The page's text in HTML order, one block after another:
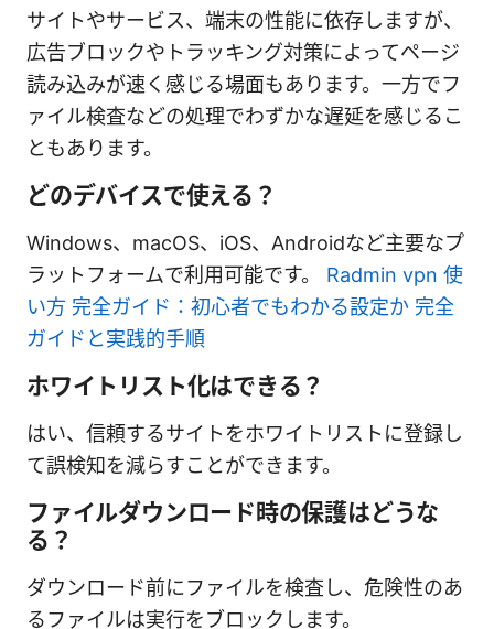
サイトやサービス、端末の性能に依存しますが、
広告ブロックやトラッキング対策によってページ
読み込みが速く感じる場面もあります。一方でフ
ァイル検査などの処理でわずかな遅延を感じるこ
ともあります。
どのデバイスで使える？
Windows、macOS、iOS、Androidなど主要なプ
ラットフォームで利用可能です。 Radmin vpn 使
い方 完全ガイド：初心者でもわかる設定か 完全
ガイドと実践的手順
ホワイトリスト化はできる？
はい、信頼するサイトをホワイトリストに登録し
て誤検知を減らすことができます。
ファイルダウンロード時の保護はどうな
る？
ダウンロード前にファイルを検査し、危険性のあ
るファイルは実行をブロックします。